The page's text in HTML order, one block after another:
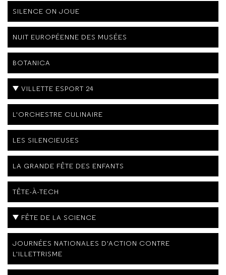
SILENCE ON JOUE
NUIT EUROPÉENNE DES MUSÉES
BOTANICA
VILLETTE ESPORT 24
L'ORCHESTRE CULINAIRE
LES SILENCIEUSES
LA GRANDE FÊTE DES ENFANTS
TÊTE-À-TECH
FÊTE DE LA SCIENCE
JOURNÉES NATIONALES D'ACTION CONTRE
L'ILLETTRISME